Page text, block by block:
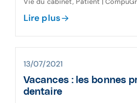
Lire plus
13/07/2021
Vacances : les bonnes
dentaire